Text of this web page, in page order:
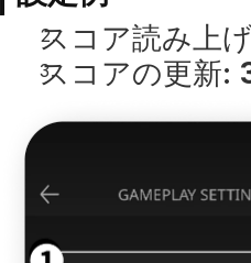
スコア読み上
スコアの更新: